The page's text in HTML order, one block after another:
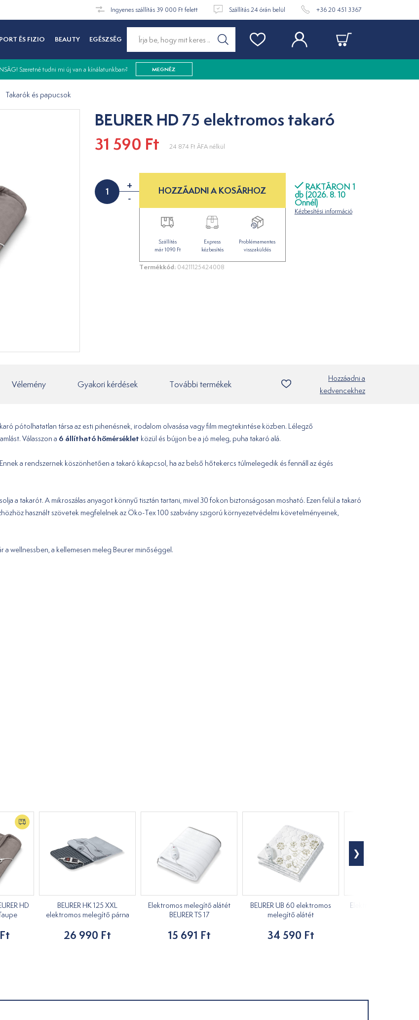
Ingyenes szállítás 39 000 Ft felett Szállítás 24 órán belül +36 20 451 3367
ÉS FIZIO BEAUTY EGÉSZSÉG
Szeretné tudni mi új van a kínálatunkban? MEGNÉZ
Takarók és papucsok
BEURER HD 75 elektromos takaró
31 590 Ft
24 874 FtÁFA nélkül
+
-
RAKTÁRON 1
db (2026. 8. 10
Önnél)
Kézbesítési információ
HOZZÁADNI A KOSÁRHOZ
Szállítás
már 1090 Ft
Express
kézbesítés
Problémamentes
visszaküldés
Termékkód: 04211125424008
Vélemény Gyakori kérdések További termékek
Hozzáadni a
kedvencekhez
pótolhatatlan társa az esti pihenésnek, irodalom olvasása vagy film megtekintése közben. Lélegző
Válasszon a 6 állítható hőmérséklet közül és bújjon be a jó meleg, puha takaró alá.
a rendszernek köszönhetően a takaró kikapcsol, ha az belső hőtekercs túlmelegedik és fennáll az égés
a takarót. A mikroszálas anyagot könnyű tisztán tartani, mivel 30 fokon biztonságosan mosható. Ezen felül a takaró
használt szövetek megfelelnek az Öko-Tex 100 szabvány szigorú környezetvédelmi követelményeinek,
wellnessben, a kellemesen meleg Beurer minőséggel.
HD
BEURER HK 125 XXL
elektromos melegítő párna
26 990 Ft
Elektromos melegítő alátét
BEURER TS 17
15 691 Ft
BEURER UB 60 elektromos
melegítő alátét
34 590 Ft
Elektromos melegítő